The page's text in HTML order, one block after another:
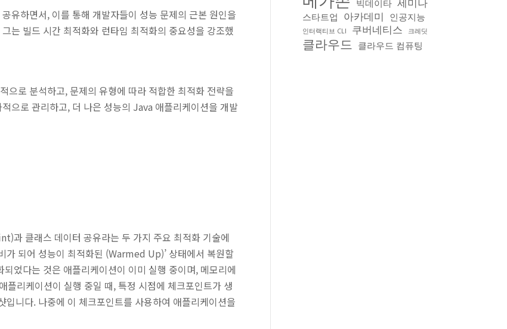
유하면서, 이를 통해 개발자들이 성능 문제의 근본 원인을
는 빌드 시간 최적화와 런타임 최적화의 중요성을 강조했
으로 분석하고, 문제의 유형에 따라 적합한 최적화 전략을
으로 관리하고, 더 나은 성능의 Java 애플리케이션을 개발
클래스 데이터 공유라는 두 가지 주요 최적화 기술에
가 되어 성능이 최적화된 (Warmed Up)’ 상태에서 복원할
었다는 것은 애플리케이션이 이미 실행 중이며, 메모리에
애플리케이션이 실행 중일 때, 특정 시점에 체크포인트가 생
니다. 나중에 이 체크포인트를 사용하여 애플리케이션을
빅데이타 세미나
스타트업 아카데미 인공지능
인터랙티브 CLI 쿠버네티스 크레딧
클라우드 클라우드 컴퓨팅